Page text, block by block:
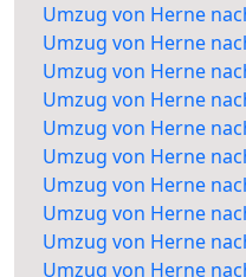
Umzug von Herne
Umzug von Herne
Umzug von Herne
Umzug von Herne
Umzug von Herne
Umzug von Herne
Umzug von Herne
Umzug von Herne
Umzug von Herne
Umzug von Herne